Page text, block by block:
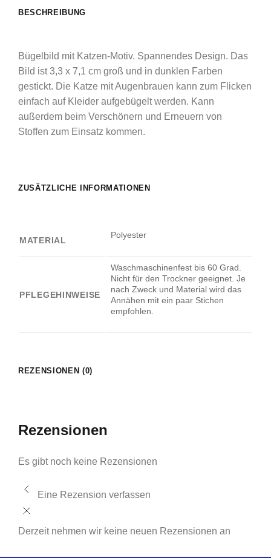
BESCHREIBUNG
Bügelbild mit Katzen-Motiv. Spannendes Design. Das
Bild ist 3,3 x 7,1 cm groß und in dunklen Farben
gestickt. Die Katze mit Augenbrauen kann zum Flicken
einfach auf Kleider aufgebügelt werden. Kann
außerdem beim Verschönern und Erneuern von
Stoffen zum Einsatz kommen.
ZUSÄTZLICHE INFORMATIONEN
MATERIAL
Polyester
PFLEGEHINWEISE
Waschmaschinenfest bis 60 Grad.
Nicht für den Trockner geeignet. Je
nach Zweck und Material wird das
Annähen mit ein paar Stichen
empfohlen.
REZENSIONEN (0)
Rezensionen
Es gibt noch keine Rezensionen
Eine Rezension verfassen
Derzeit nehmen wir keine neuen Rezensionen an